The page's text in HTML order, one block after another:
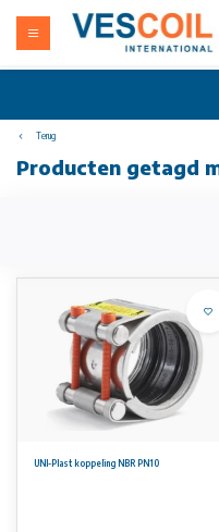
Terug
Producten getagd
UNI-Plast koppeling NBR PN10